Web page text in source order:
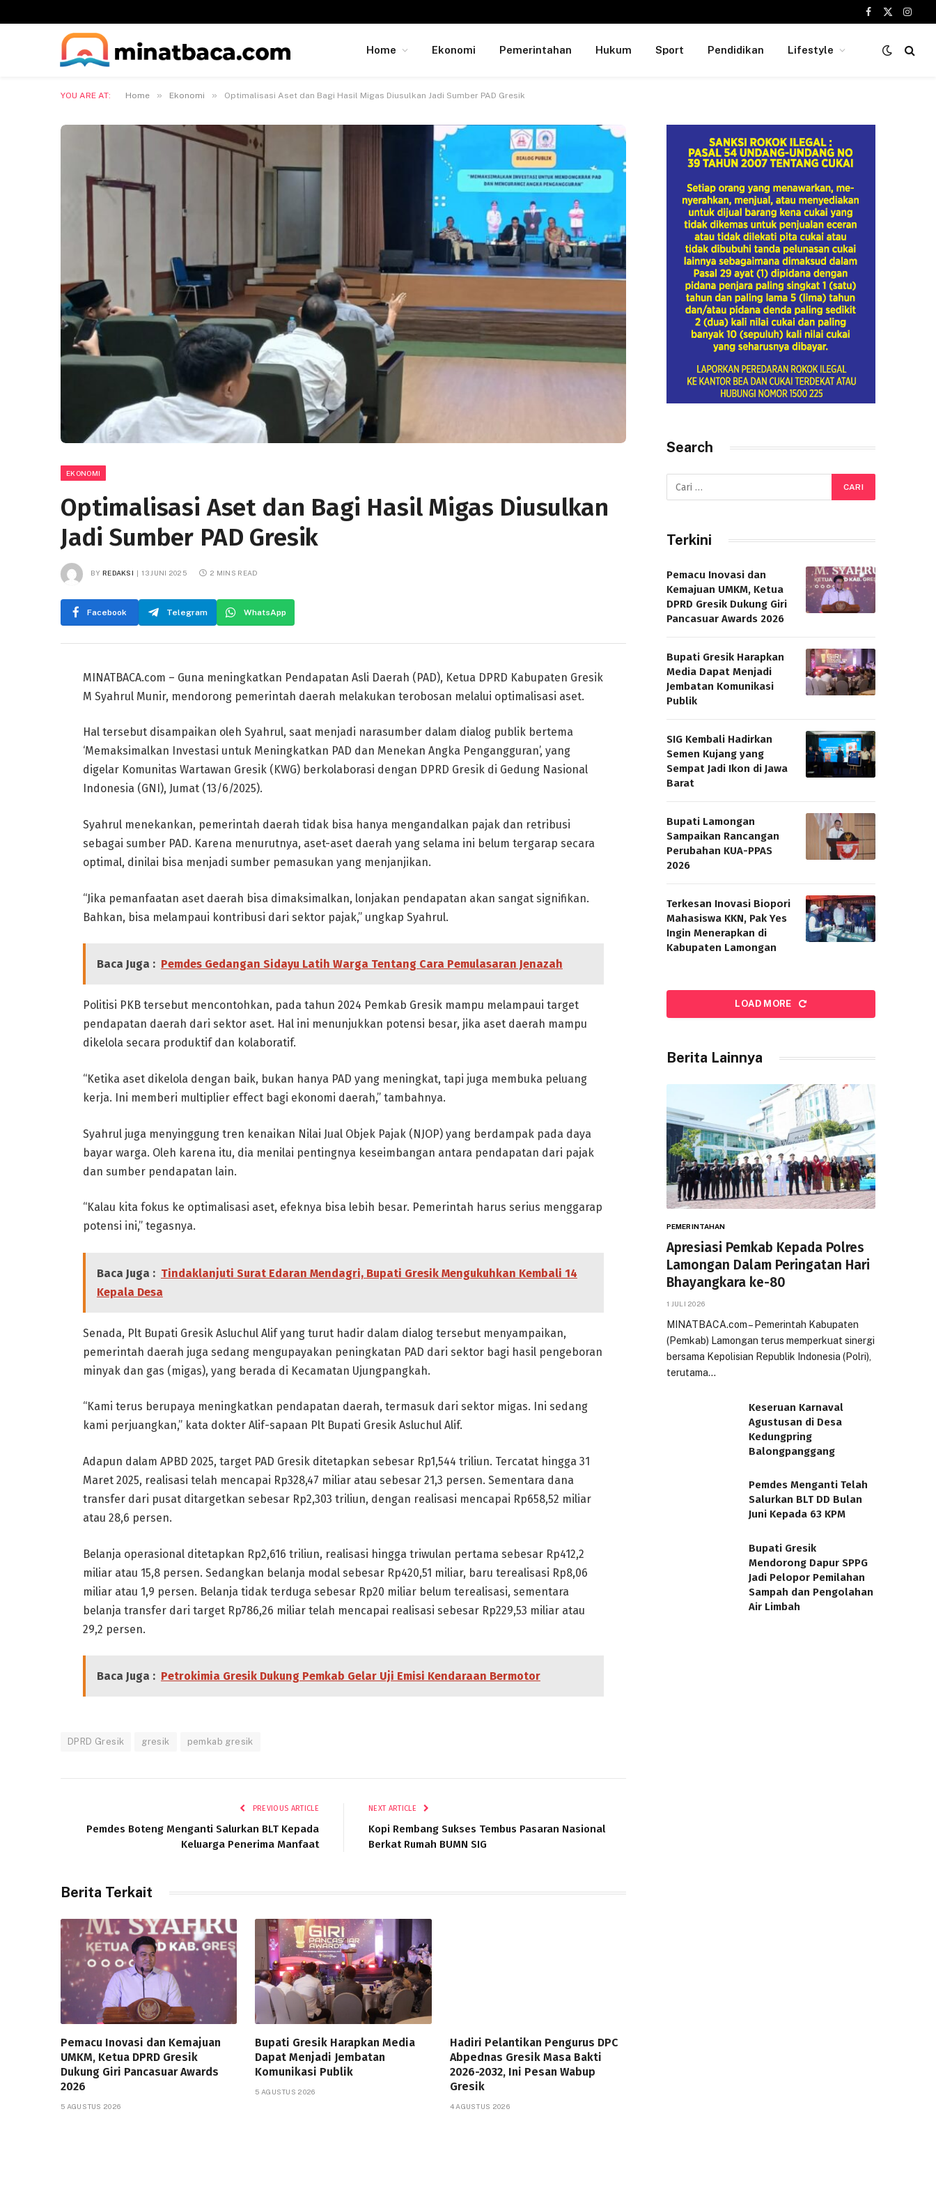
Facebook
X
Home Ekonomi Pemerintahan Hukum Sport Pendidikan Lifestyle
YOU ARE AT: Home » Ekonomi » Optimalisasi Aset dan Bagi Hasil Migas Diusulkan Jadi Sumber PAD Gresik
EKONOMI
Optimalisasi Aset dan Bagi Hasil Migas Diusulkan
Jadi Sumber PAD Gresik
BY REDAKSI 13 JUNI 2025 2 MINS READ
Facebook Telegram WhatsApp
MINATBACA.com – Guna meningkatkan Pendapatan Asli Daerah (PAD), Ketua DPRD Kabupaten Gresik
M Syahrul Munir, mendorong pemerintah daerah melakukan terobosan melalui optimalisasi aset.
Hal tersebut disampaikan oleh Syahrul, saat menjadi narasumber dalam dialog publik bertema
‘Memaksimalkan Investasi untuk Meningkatkan PAD dan Menekan Angka Pengangguran’, yang
digelar Komunitas Wartawan Gresik (KWG) berkolaborasi dengan DPRD Gresik di Gedung Nasional
Indonesia (GNI), Jumat (13/6/2025).
Syahrul menekankan, pemerintah daerah tidak bisa hanya mengandalkan pajak dan retribusi
sebagai sumber PAD. Karena menurutnya, aset-aset daerah yang selama ini belum tergarap secara
optimal, dinilai bisa menjadi sumber pemasukan yang menjanjikan.
“Jika pemanfaatan aset daerah bisa dimaksimalkan, lonjakan pendapatan akan sangat signifikan.
Bahkan, bisa melampaui kontribusi dari sektor pajak,” ungkap Syahrul.
Baca Juga : Pemdes Gedangan Sidayu Latih Warga Tentang Cara Pemulasaran Jenazah
Politisi PKB tersebut mencontohkan, pada tahun 2024 Pemkab Gresik mampu melampaui target
pendapatan daerah dari sektor aset. Hal ini menunjukkan potensi besar, jika aset daerah mampu
dikelola secara produktif dan kolaboratif.
“Ketika aset dikelola dengan baik, bukan hanya PAD yang meningkat, tapi juga membuka peluang
kerja. Ini memberi multiplier effect bagi ekonomi daerah,” tambahnya.
Syahrul juga menyinggung tren kenaikan Nilai Jual Objek Pajak (NJOP) yang berdampak pada daya
bayar warga. Oleh karena itu, dia menilai pentingnya keseimbangan antara pendapatan dari pajak
dan sumber pendapatan lain.
“Kalau kita fokus ke optimalisasi aset, efeknya bisa lebih besar. Pemerintah harus serius menggarap
potensi ini,” tegasnya.
Baca Juga : Tindaklanjuti Surat Edaran Mendagri, Bupati Gresik Mengukuhkan Kembali 14
Kepala Desa
Senada, Plt Bupati Gresik Asluchul Alif yang turut hadir dalam dialog tersebut menyampaikan,
pemerintah daerah juga sedang mengupayakan peningkatan PAD dari sektor bagi hasil pengeboran
minyak dan gas (migas), yang berada di Kecamatan Ujungpangkah.
“Kami terus berupaya meningkatkan pendapatan daerah, termasuk dari sektor migas. Ini sedang
kami perjuangkan,” kata dokter Alif-sapaan Plt Bupati Gresik Asluchul Alif.
Adapun dalam APBD 2025, target PAD Gresik ditetapkan sebesar Rp1,544 triliun. Tercatat hingga 31
Maret 2025, realisasi telah mencapai Rp328,47 miliar atau sebesar 21,3 persen. Sementara dana
transfer dari pusat ditargetkan sebesar Rp2,303 triliun, dengan realisasi mencapai Rp658,52 miliar
atau 28,6 persen.
Belanja operasional ditetapkan Rp2,616 triliun, realisasi hingga triwulan pertama sebesar Rp412,2
miliar atau 15,8 persen. Sedangkan belanja modal sebesar Rp420,51 miliar, baru terealisasi Rp8,06
miliar atau 1,9 persen. Belanja tidak terduga sebesar Rp20 miliar belum terealisasi, sementara
belanja transfer dari target Rp786,26 miliar telah mencapai realisasi sebesar Rp229,53 miliar atau
29,2 persen.
Baca Juga : Petrokimia Gresik Dukung Pemkab Gelar Uji Emisi Kendaraan Bermotor
DPRD Gresik gresik pemkab gresik
PREVIOUS ARTICLE
Pemdes Boteng Menganti Salurkan BLT Kepada
Keluarga Penerima Manfaat
NEXT ARTICLE
Kopi Rembang Sukses Tembus Pasaran Nasional
Berkat Rumah BUMN SIG
Berita Terkait
Pemacu Inovasi dan Kemajuan
UMKM, Ketua DPRD Gresik
Dukung Giri Pancasuar Awards
2026
5 AGUSTUS 2026
Bupati Gresik Harapkan Media
Dapat Menjadi Jembatan
Komunikasi Publik
5 AGUSTUS 2026
Hadiri Pelantikan Pengurus DPC
Abpednas Gresik Masa Bakti
2026-2032, Ini Pesan Wabup
Gresik
4 AGUSTUS 2026
Search
Terkini
Pemacu Inovasi dan
Kemajuan UMKM, Ketua
DPRD Gresik Dukung Giri
Pancasuar Awards 2026
Bupati Gresik Harapkan
Media Dapat Menjadi
Jembatan Komunikasi
Publik
SIG Kembali Hadirkan
Semen Kujang yang
Sempat Jadi Ikon di Jawa
Barat
Bupati Lamongan
Sampaikan Rancangan
Perubahan KUA-PPAS
2026
Terkesan Inovasi Biopori
Mahasiswa KKN, Pak Yes
Ingin Menerapkan di
Kabupaten Lamongan
LOAD MORE
Berita Lainnya
PEMERINTAHAN
Apresiasi Pemkab Kepada Polres
Lamongan Dalam Peringatan Hari
Bhayangkara ke-80
1 JULI 2026
MINATBACA.com – Pemerintah Kabupaten
(Pemkab) Lamongan terus memperkuat sinergi
bersama Kepolisian Republik Indonesia (Polri),
terutama…
Keseruan Karnaval
Agustusan di Desa
Kedungpring
Balongpanggang
Pemdes Menganti Telah
Salurkan BLT DD Bulan
Juni Kepada 63 KPM
Bupati Gresik
Mendorong Dapur SPPG
Jadi Pelopor Pemilahan
Sampah dan Pengolahan
Air Limbah